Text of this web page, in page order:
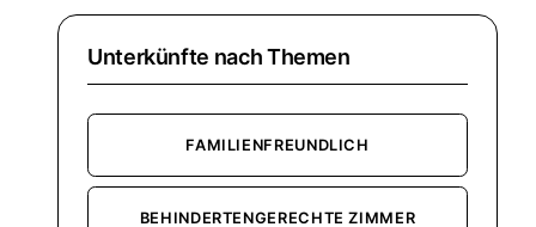
Unterkünfte nach Themen
FAMILIENFREUNDLICH
BEHINDERTENGERECHTE ZIMMER